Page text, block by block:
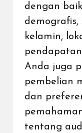
dengan
demografis,
kelamin,
Anda juga
pembelian
dan
tentang